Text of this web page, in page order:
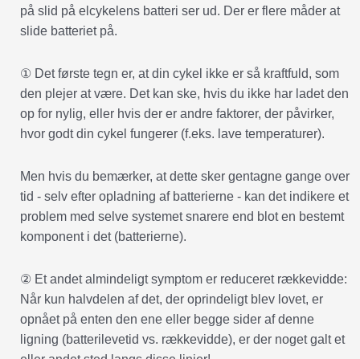
på slid på elcykelens batteri ser ud. Der er flere måder at
slide batteriet på.
① Det første tegn er, at din cykel ikke er så kraftfuld, som
den plejer at være. Det kan ske, hvis du ikke har ladet den
op for nylig, eller hvis der er andre faktorer, der påvirker,
hvor godt din cykel fungerer (f.eks. lave temperaturer).
Men hvis du bemærker, at dette sker gentagne gange over
tid - selv efter opladning af batterierne - kan det indikere et
problem med selve systemet snarere end blot en bestemt
komponent i det (batterierne).
② Et andet almindeligt symptom er reduceret rækkevidde:
Når kun halvdelen af det, der oprindeligt blev lovet, er
opnået på enten den ene eller begge sider af denne
ligning (batterilevetid vs. rækkevidde), er der noget galt et